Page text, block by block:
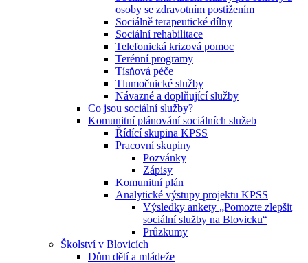
osoby se zdravotním postižením
Sociálně terapeutické dílny
Sociální rehabilitace
Telefonická krizová pomoc
Terénní programy
Tísňová péče
Tlumočnické služby
Návazné a doplňující služby
Co jsou sociální služby?
Komunitní plánování sociálních služeb
Řídící skupina KPSS
Pracovní skupiny
Pozvánky
Zápisy
Komunitní plán
Analytické výstupy projektu KPSS
Výsledky ankety „Pomozte zlepšit
sociální služby na Blovicku“
Průzkumy
Školství v Blovicích
Dům dětí a mládeže